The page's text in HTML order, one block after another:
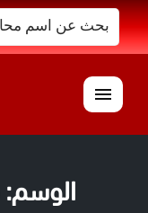
البحث
عن:
القائمة
الوسم: